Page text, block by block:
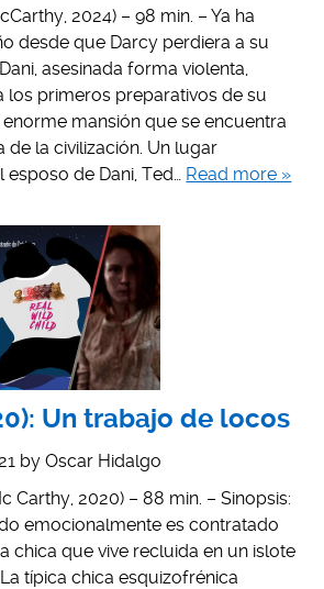
2024) – 98 min. – Ya ha
desde que Darcy perdiera a su
asesinada forma violenta,
los primeros preparativos de su
mansión que se encuentra
de la civilización. Un lugar
de Dani, Ted… Read more »
Un trabajo de locos
byOscar Hidalgo
Carthy, 2020) – 88 min. – Sinopsis:
emocionalmente es contratado
chica que vive recluida en un islote
típica chica esquizofrénica